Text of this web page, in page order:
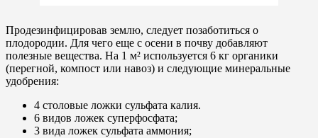
Продезинфицировав землю, следует позаботиться о
плодородии. Для чего еще с осени в почву добавляют
полезные вещества. На 1 м² используется 6 кг органики
(перегной, компост или навоз) и следующие минеральные
удобрения:
4 столовые ложки сульфата калия.
6 видов ложек суперфосфата;
3 вида ложек сульфата аммония;